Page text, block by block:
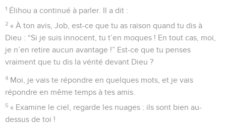
1 Élihou a continué à parler. Il a dit :
2 « À ton avis, Job, est-ce que tu as raison quand tu dis à
Dieu : “Si je suis innocent, tu t’en moques ! En tout cas, moi,
je n’en retire aucun avantage !” Est-ce que tu penses
vraiment que tu dis la vérité devant Dieu ?
4 Moi, je vais te répondre en quelques mots, et je vais
répondre en même temps à tes amis.
5 « Examine le ciel, regarde les nuages : ils sont bien au-
dessus de toi !